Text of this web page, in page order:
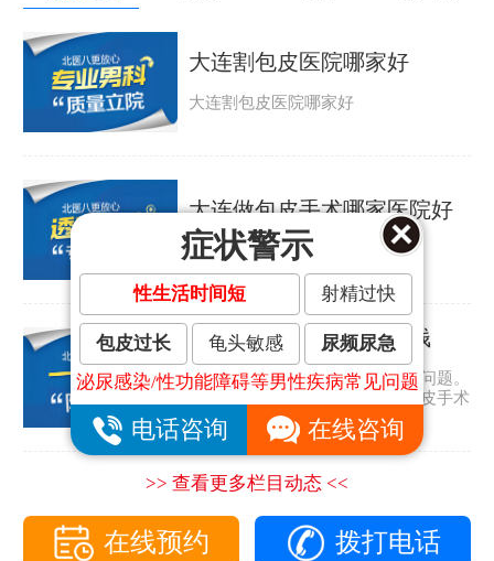
大连割包皮医院哪家好
大连割包皮医院哪家好
大连做包皮手术哪家医院好
大连做包皮手术哪家医院好
大连割包皮手术要多少钱
包皮过长是许多男人都会遇到的问题。
那包皮怎么会太长呢？大连割包皮手术
要多少钱？...
>> 查看更多栏目动态 <<
在线预约 拨打电话
症状警示
性生活时间短 射精过快
包皮过长 龟头敏感
尿频尿急
泌尿感染/性功能障碍等男性疾病常见问题
电话咨询 在线咨询